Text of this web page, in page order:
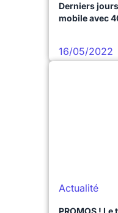
Derniers
mobile avec
16/05/2022
Actualité
PROMOS !